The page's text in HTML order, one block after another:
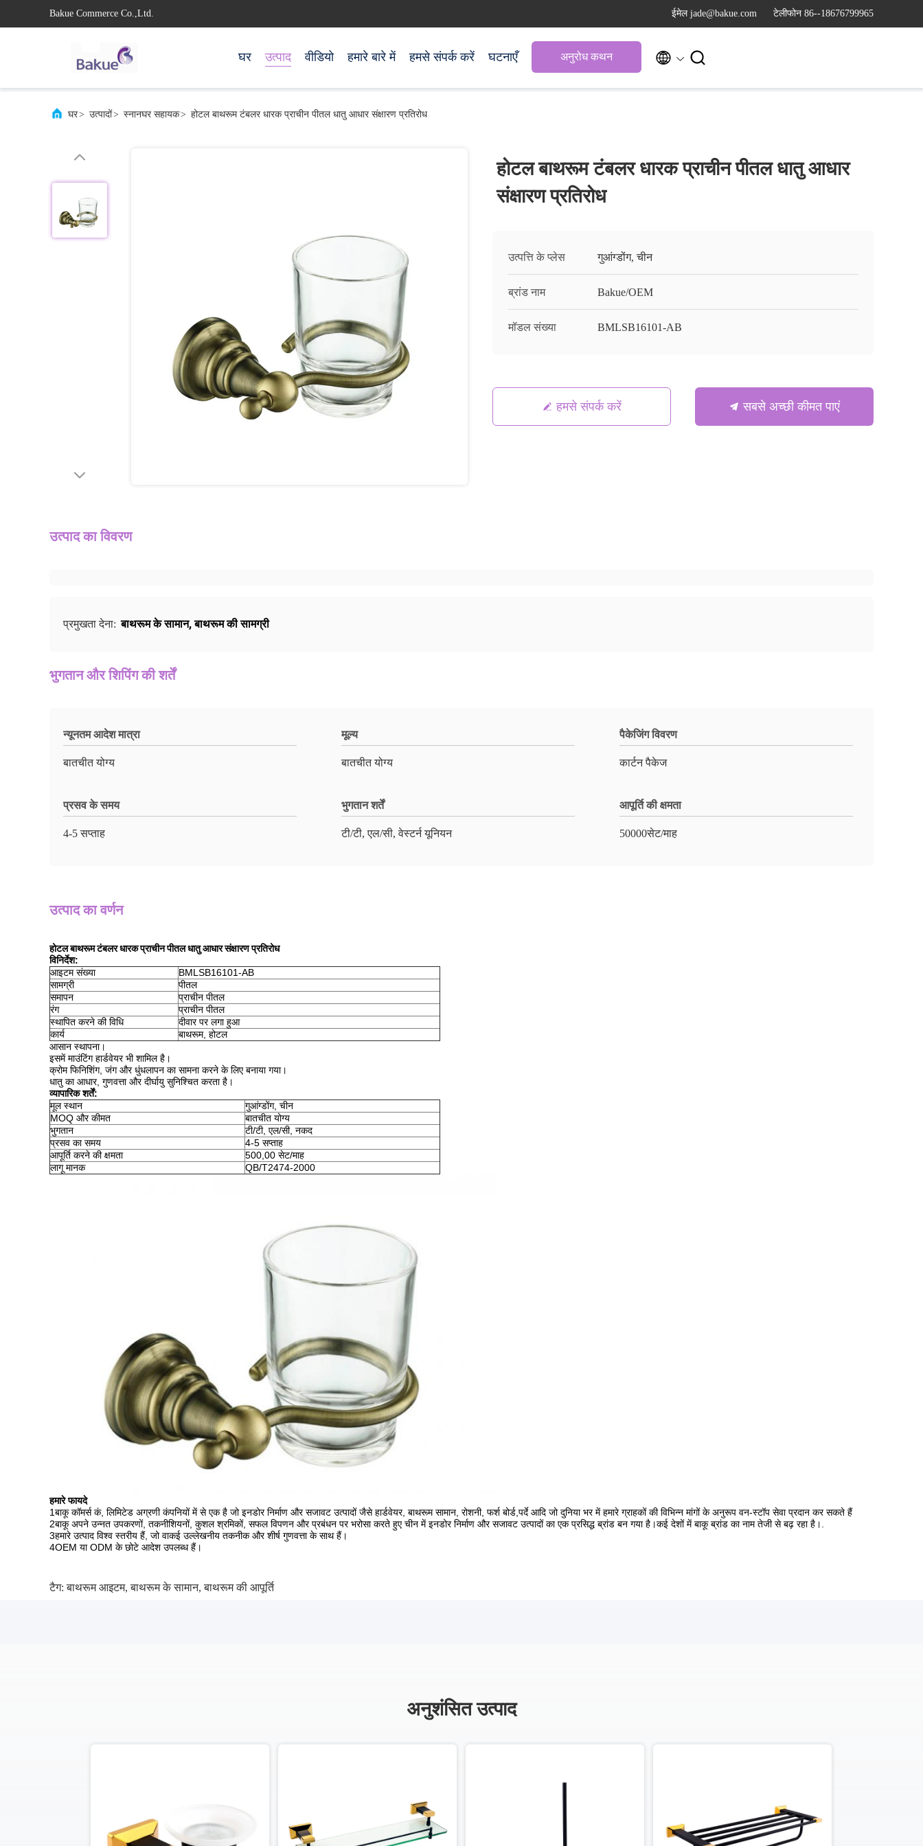
Bakue Commerce Co.,Ltd. ईमेल jade@bakue.com टेलीफोन 86--18676799965
घर उत्पाद वीडियो हमारे बारे में हमसे संपर्क करें घटनाएँ अनुरोध कथन  
घर> उत्पादों> स्नानघर सहायक> होटल बाथरूम टंबलर धारक प्राचीन पीतल धातु आधार संक्षारण प्रतिरोध
होटल बाथरूम टंबलर धारक प्राचीन पीतल धातु आधार
संक्षारण प्रतिरोध
उत्पत्ति के प्लेस गुआंग्डोंग, चीन
ब्रांड नाम Bakue/OEM
मॉडल संख्या BMLSB16101-AB
हमसे संपर्क करें सबसे अच्छी कीमत पाएं
उत्पाद का विवरण
प्रमुखता देना: बाथरूम के सामान,बाथरूम की सामग्री
भुगतान और शिपिंग की शर्तें
न्यूनतम आदेश मात्रा
बातचीत योग्य
मूल्य
बातचीत योग्य
पैकेजिंग विवरण
कार्टन पैकेज
प्रसव के समय
4-5 सप्ताह
भुगतान शर्तें
टी/टी, एल/सी, वेस्टर्न यूनियन
आपूर्ति की क्षमता
50000सेट/माह
उत्पाद का वर्णन
होटल बाथरूम टंबलर धारक प्राचीन पीतल धातु आधार संक्षारण प्रतिरोध
विनिर्देश:
आइटम संख्या
BMLSB16101-AB
सामग्री
पीतल
समापन
प्राचीन पीतल
रंग
प्राचीन पीतल
स्थापित करने की विधि
दीवार पर लगा हुआ
कार्य
बाथरूम, होटल
आसान स्थापना।
इसमें माउंटिंग हार्डवेयर भी शामिल है।
क्रोम फिनिशिंग, जंग और धुंधलापन का सामना करने के लिए बनाया गया।
धातु का आधार, गुणवत्ता और दीर्घायु सुनिश्चित करता है।
व्यापारिक शर्तें:
मूल स्थान
गुआंग्डोंग, चीन
MOQ और कीमत
बातचीत योग्य
भुगतान
टी/टी, एल/सी, नकद
प्रसव का समय
4-5 सप्ताह
आपूर्ति करने की क्षमता
500,00 सेट/माह
लागू मानक
QB/T2474-2000
हमारे फायदे
1बाकू कॉमर्स कं, लिमिटेड अग्रणी कंपनियों में से एक है जो इनडोर निर्माण और सजावट उत्पादों जैसे हार्डवेयर, बाथरूम सामान, रोशनी, फर्श बोर्ड,पर्दे आदि जो दुनिया भर में हमारे ग्राहकों की विभिन्न मांगों के अनुरूप वन-स्टॉप सेवा प्रदान कर सकते हैं
2बाकू अपने उन्नत उपकरणों, तकनीशियनों, कुशल श्रमिकों, सफल विपणन और प्रबंधन पर भरोसा करते हुए चीन में इनडोर निर्माण और सजावट उत्पादों का एक प्रसिद्ध ब्रांड बन गया है।कई देशों में बाकू ब्रांड का नाम तेजी से बढ़ रहा है।.
3हमारे उत्पाद विश्व स्तरीय हैं, जो वाकई उल्लेखनीय तकनीक और शीर्ष गुणवत्ता के साथ हैं।
4OEM या ODM के छोटे आदेश उपलब्ध हैं।
टैग:बाथरूम आइटम, बाथरूम के सामान, बाथरूम की आपूर्ति
अनुशंसित उत्पाद